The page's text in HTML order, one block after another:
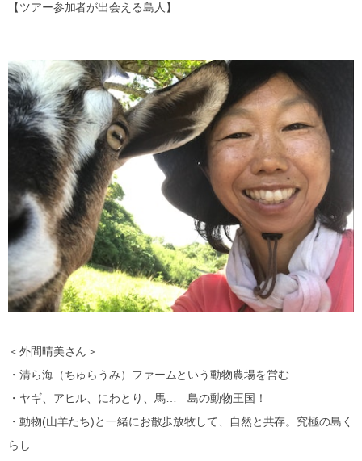
【ツアー参加者が出会える島人】
＜外間晴美さん＞
・清ら海（ちゅらうみ）ファームという動物農場を営む
・ヤギ、アヒル、にわとり、馬… 島の動物王国！
・動物(山羊たち)と一緒にお散歩放牧して、自然と共存。究極の島く
らし